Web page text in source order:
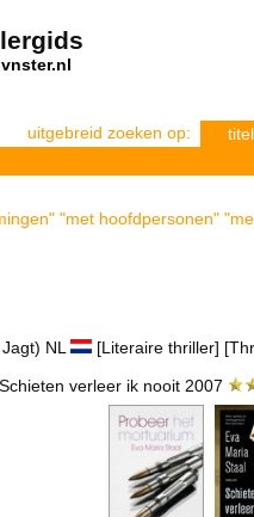
uitgebreid zoeken op: titel
"met hoofdpersonen"
NL
[Literaire thriller]
verleer ik nooit 2007